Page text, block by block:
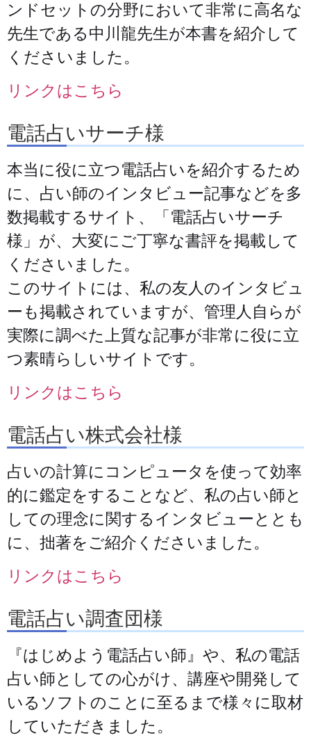
ンドセットの分野において非常に高名な
先生である中川龍先生が本書を紹介して
くださいました。
リンクはこちら
電話占いサーチ様
本当に役に立つ電話占いを紹介するため
に、占い師のインタビュー記事などを多
数掲載するサイト、「電話占いサーチ
様」が、大変にご丁寧な書評を掲載して
くださいました。
このサイトには、私の友人のインタビュ
ーも掲載されていますが、管理人自らが
実際に調べた上質な記事が非常に役に立
つ素晴らしいサイトです。
リンクはこちら
電話占い株式会社様
占いの計算にコンピュータを使って効率
的に鑑定をすることなど、私の占い師と
しての理念に関するインタビューととも
に、拙著をご紹介くださいました。
リンクはこちら
電話占い調査団様
『はじめよう電話占い師』や、私の電話
占い師としての心がけ、講座や開発して
いるソフトのことに至るまで様々に取材
していただきました。